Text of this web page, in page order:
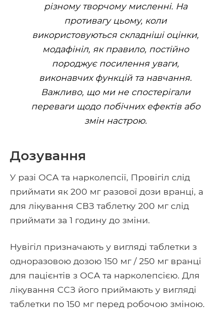
різному творчому мисленні. На
противагу цьому, коли
використовуються складніші оцінки,
модафініл, як правило, постійно
породжує посилення уваги,
виконавчих функцій та навчання.
Важливо, що ми не спостерігали
переваги щодо побічних ефектів або
змін настрою.
Дозування
У разі ОСА та нарколепсії, Провігіл слід
приймати як 200 мг разової дози вранці, а
для лікування СВЗ таблетку 200 мг слід
приймати за 1 годину до зміни.
Нувігіл призначають у вигляді таблетки з
одноразовою дозою 150 мг / 250 мг вранці
для пацієнтів з ОСА та нарколепсією. Для
лікування ССЗ його приймають у вигляді
таблетки по 150 мг перед робочою зміною.